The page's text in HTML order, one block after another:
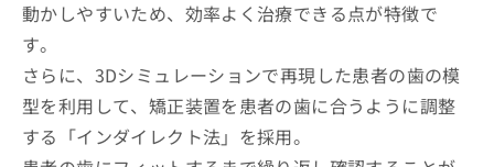
動かしやすいため、効率よく治療できる点が特徴で
す。
さらに、3Dシミュレーションで再現した患者の歯の模
型を利用して、矯正装置を患者の歯に合うように調整
する「インダイレクト法」を採用。